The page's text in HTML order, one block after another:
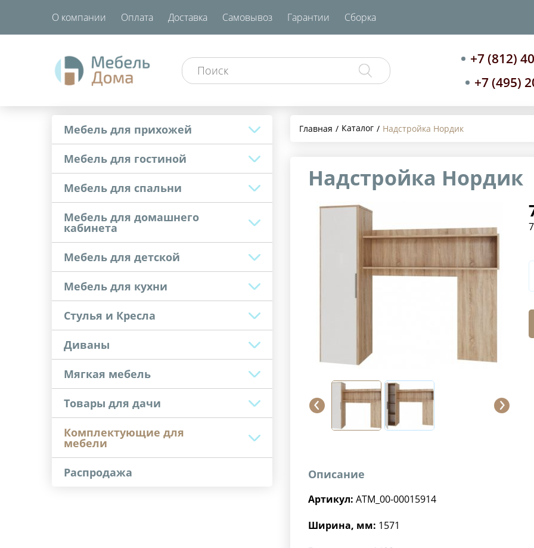
О компании Оплата Доставка Самовывоз Гарантии Сборка
+7 (812)
+7 (495)
Мебель для прихожей
Мебель для гостиной
Мебель для спальни
Мебель для домашнего
кабинета
Мебель для детской
Мебель для кухни
Стулья и Кресла
Диваны
Мягкая мебель
Товары для дачи
Комплектующие для
мебели
Распродажа
Главная Каталог Надстройка Нордик
Надстройка Нордик
Описание
Артикул: ATM_00-00015914
Ширина, мм: 1571